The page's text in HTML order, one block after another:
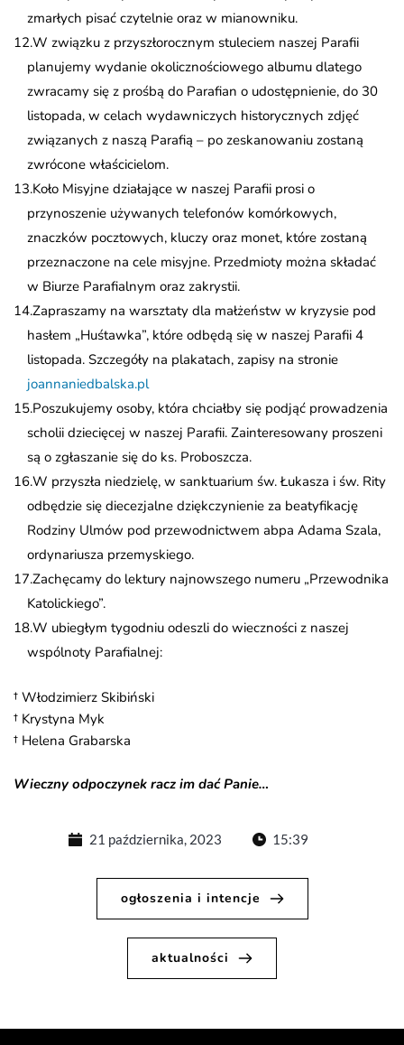
zmarłych pisać czytelnie oraz w mianowniku.
W związku z przyszłorocznym stuleciem naszej Parafii
planujemy wydanie okolicznościowego albumu dlatego
zwracamy się z prośbą do Parafian o udostępnienie, do 30
listopada, w celach wydawniczych historycznych zdjęć
związanych z naszą Parafią – po zeskanowaniu zostaną
zwrócone właścicielom.
Koło Misyjne działające w naszej Parafii prosi o
przynoszenie używanych telefonów komórkowych,
znaczków pocztowych, kluczy oraz monet, które zostaną
przeznaczone na cele misyjne. Przedmioty można składać
w Biurze Parafialnym oraz zakrystii.
Zapraszamy na warsztaty dla małżeństw w kryzysie pod
hasłem „Huśtawka”, które odbędą się w naszej Parafii 4
listopada. Szczegóły na plakatach, zapisy na stronie
joannaniedbalska.pl
Poszukujemy osoby, która chciałby się podjąć prowadzenia
scholii dziecięcej w naszej Parafii. Zainteresowany proszeni
są o zgłaszanie się do ks. Proboszcza.
W przyszła niedzielę, w sanktuarium św. Łukasza i św. Rity
odbędzie się diecezjalne dziękczynienie za beatyfikację
Rodziny Ulmów pod przewodnictwem abpa Adama Szala,
ordynariusza przemyskiego.
Zachęcamy do lektury najnowszego numeru „Przewodnika
Katolickiego”.
W ubiegłym tygodniu odeszli do wieczności z naszej
wspólnoty Parafialnej:
† Włodzimierz Skibiński
† Krystyna Myk
† Helena Grabarska
Wieczny odpoczynek racz im dać Panie…
21 października, 2023 15:39
ogłoszenia i intencje
aktualności